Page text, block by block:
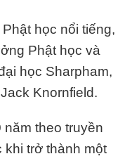
học nổi tiếng,
Phật học và
học Sharpham,
Knornfield.
theo truyền
khi trở thành một